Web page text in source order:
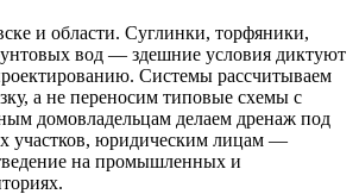
и области. Суглинки, торфяники,
вод — здешние условия диктуют
Системы рассчитываем
а не переносим типовые схемы с
домовладельцам делаем дренаж под
участков, юридическим лицам —
на промышленных и